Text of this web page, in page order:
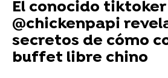
El conocido tiktoker
@chickenpapi
secretos de cómo
buffet libre chino